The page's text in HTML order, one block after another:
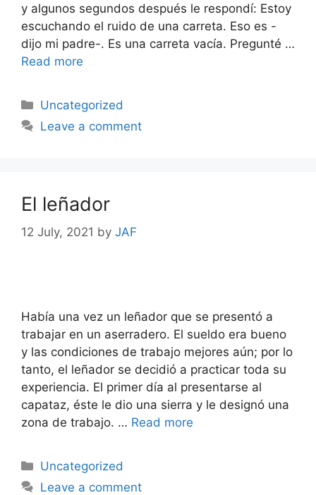
y algunos segundos después le respondí: Estoy
escuchando el ruido de una carreta. Eso es -
dijo mi padre-. Es una carreta vacía. Pregunté …
Read more
Uncategorized
Leave a comment
El leñador
12 July, 2021 by JAF
Había una vez un leñador que se presentó a
trabajar en un aserradero. El sueldo era bueno
y las condiciones de trabajo mejores aún; por lo
tanto, el leñador se decidió a practicar toda su
experiencia. El primer día al presentarse al
capataz, éste le dio una sierra y le designó una
zona de trabajo. … Read more
Uncategorized
Leave a comment